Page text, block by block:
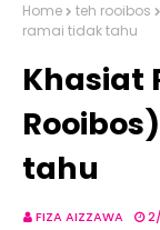
Home teh rooibos
ramai tidak tahu
Khasiat
tahu
FIZA AIZZAWA